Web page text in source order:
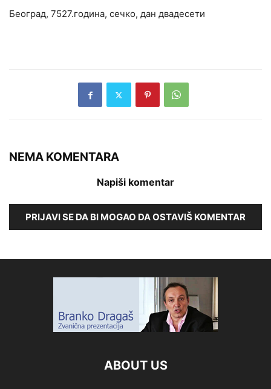
Београд, 7527.година, сечко, дан двадесети
NEMA KOMENTARA
Napiši komentar
PRIJAVI SE DA BI MOGAO DA OSTAVIŠ KOMENTAR
ABOUT US